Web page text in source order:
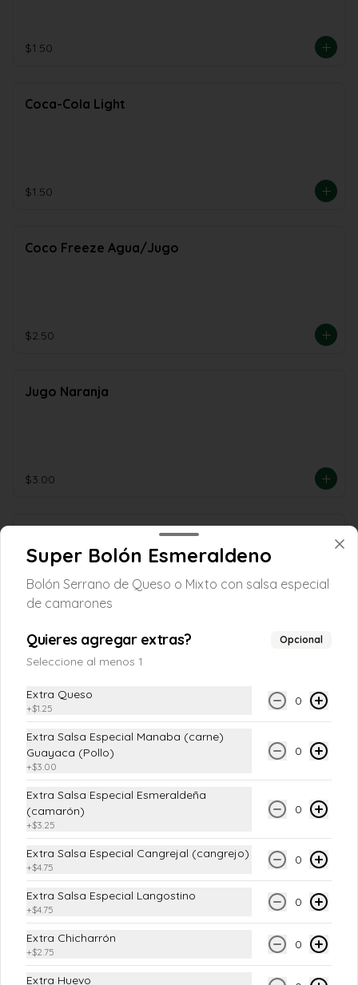
$1.50
Coca-Cola Light
$1.50
Coco Freeze Agua/Jugo
$2.50
Jugo Naranja
$3.00
Jugo Naranjilla/Tomate de
arbol/Mora
Conócenos
Despachos
Términos y condiciones
Política de privacidad
Redes sociales
Instagram
Super Bolón Esmeraldeno
Bolón Serrano de Queso o Mixto con salsa especial
de camarones
Quieres agregar extras? Opcional
Seleccione al menos 1
Extra Queso
+$1.25
0
Extra Salsa Especial Manaba (carne)
Guayaca (Pollo)
+$3.00
0
Extra Salsa Especial Esmeraldeña
(camarón)
+$3.25
0
Extra Salsa Especial Cangrejal (cangrejo)
+$4.75
0
Extra Salsa Especial Langostino
+$4.75
0
Extra Chicharrón
+$2.75
0
Extra Huevo